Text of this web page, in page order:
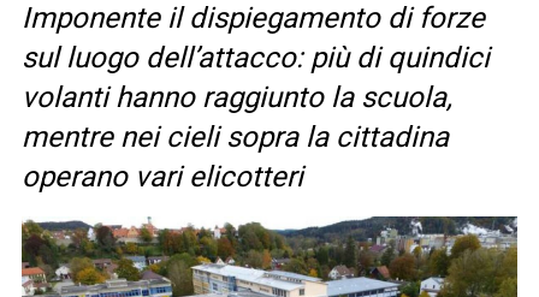
Imponente il dispiegamento di forze
sul luogo dell’attacco: più di quindici
volanti hanno raggiunto la scuola,
mentre nei cieli sopra la cittadina
operano vari elicotteri